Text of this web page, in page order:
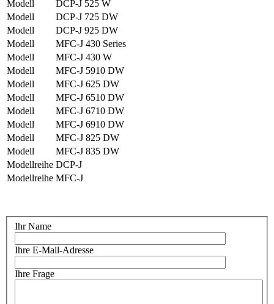
Modell
DCP-J 525 W
Modell
DCP-J 725 DW
Modell
DCP-J 925 DW
Modell
MFC-J 430 Series
Modell
MFC-J 430 W
Modell
MFC-J 5910 DW
Modell
MFC-J 625 DW
Modell
MFC-J 6510 DW
Modell
MFC-J 6710 DW
Modell
MFC-J 6910 DW
Modell
MFC-J 825 DW
Modell
MFC-J 835 DW
Modellreihe DCP-J
Modellreihe MFC-J
Ihr Name
Ihre E-Mail-Adresse
Ihre Frage